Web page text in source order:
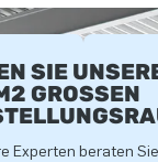
SIE
GROSSEN A
Experten beraten